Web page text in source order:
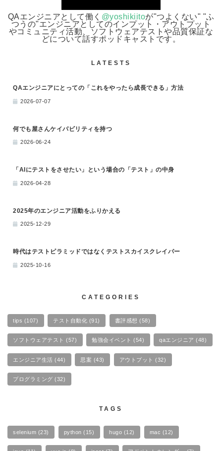
QAエンジニアとして働く @yoshikiitoが"つよくない" "ふ
つうの"エンジニアとしてのインプット・アウトプット
やコミュニティ活動、ソフトウェアテストや品質保証な
どについて話すポッドキャストです。
LATESTS
QAエンジニアにとっての「これをやったら成長できる」方法
2026-07-07
何でも屋さんケイパビリティを持つ
2026-06-24
「AIにテストをさせたい」という場合の「テスト」の中身
2026-04-28
2025年のエンジニア活動をふりかえる
2025-12-29
時代はテストピラミッドではなくテストスカイスクレイパー
2025-10-16
CATEGORIES
tips (107) テスト自動化 (91) 書評感想(58)
ソフトウェアテスト(57) 勉強会イベント(54) qaエンジニア(48)
エンジニア生活(44) 思案 (43) アウトプット(32)
プログラミング(32)
TAGS
selenium (23) python(15) hugo (12) mac (12)